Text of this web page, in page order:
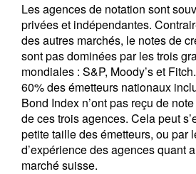
Les agences de notation sont
privées et indépendantes.
des autres marchés, le notes de
sont pas dominées par les trois
mondiales : S&P, Moody’s et
60% des émetteurs nationaux
Bond Index n’ont pas reçu de
de ces trois agences. Cela peut
petite taille des émetteurs, ou par
d’expérience des agences quant
marché suisse.